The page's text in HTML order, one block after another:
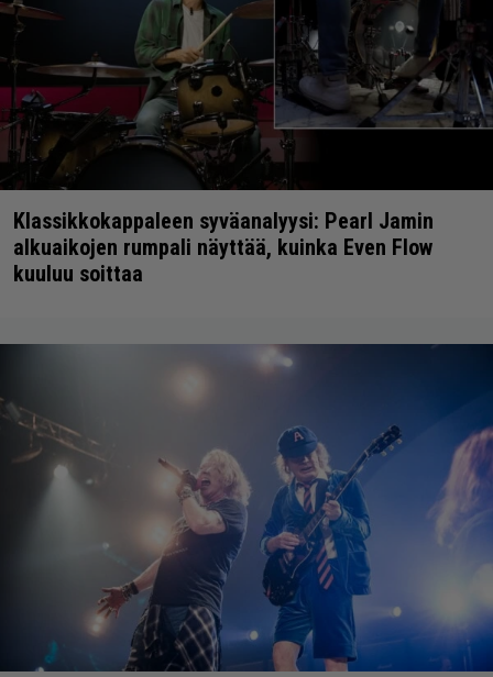
Klassikkokappaleen syväanalyysi: Pearl Jamin
alkuaikojen rumpali näyttää, kuinka Even Flow
kuuluu soittaa